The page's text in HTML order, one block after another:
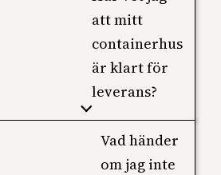
att mitt
containerhus
är klart för
leverans?
Vad händer
om jag inte